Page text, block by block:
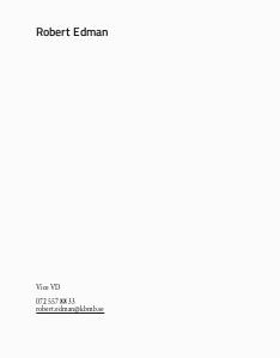
Robert Edman
Vice VD
072 557 88 33
robert.edman@kbmb.se